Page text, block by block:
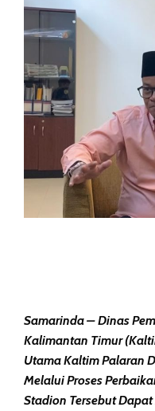
Samarinda – Dinas
Kalimantan Timur
Utama Kaltim Palaran
Melalui Proses
Stadion Tersebut